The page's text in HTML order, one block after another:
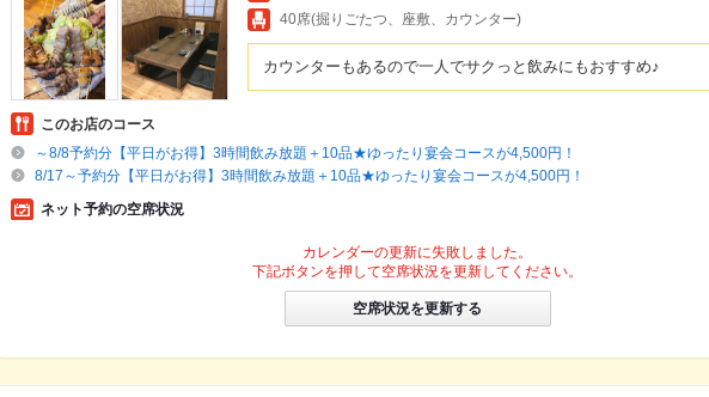
40席(掘りごたつ、座敷、カウンター)
カウンターもあるので一人でサクっと飲みにもおすすめ♪
このお店のコース
～8/8予約分【平日がお得】3時間飲み放題＋10品★ゆったり宴会コースが4,500円！
8/17～予約分【平日がお得】3時間飲み放題＋10品★ゆったり宴会コースが4,500円！
ネット予約の空席状況
カレンダーの更新に失敗しました。
下記ボタンを押して空席状況を更新してください。
空席状況を更新する